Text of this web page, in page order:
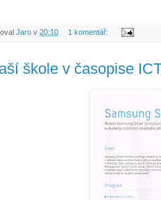
Jaro v 20:10 1 komentář:
škole v časopise